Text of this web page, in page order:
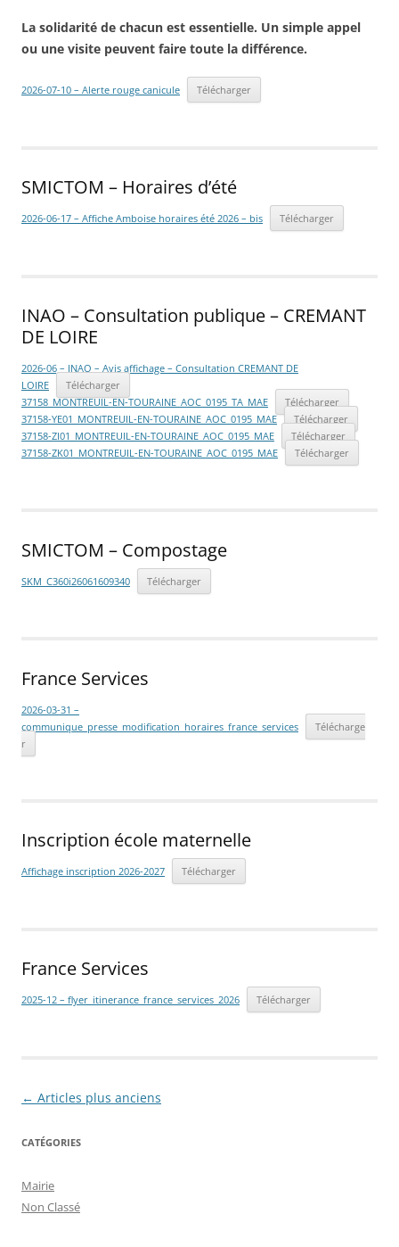
La solidarité de chacun est essentielle. Un simple appel
ou une visite peuvent faire toute la différence.
2026-07-10 – Alerte rouge canicule Télécharger
SMICTOM – Horaires d’été
2026-06-17 – Affiche Amboise horaires été 2026 – bis Télécharger
INAO – Consultation publique – CREMANT
DE LOIRE
2026-06 – INAO – Avis affichage – Consultation CREMANT DE
LOIRE
Télécharger
37158_MONTREUIL-EN-TOURAINE_AOC_0195_TA_MAE
Télécharger
37158-YE01_MONTREUIL-EN-TOURAINE_AOC_0195_MAE
Télécharger
37158-ZI01_MONTREUIL-EN-TOURAINE_AOC_0195_MAE
Télécharger
37158-ZK01_MONTREUIL-EN-TOURAINE_AOC_0195_MAE
Télécharger
SMICTOM – Compostage
SKM_C360i26061609340 Télécharger
France Services
2026-03-31 –
communique_presse_modification_horaires_france_services
Télécharge
r
Inscription école maternelle
Affichage inscription 2026-2027 Télécharger
France Services
2025-12 – flyer_itinerance_france_services_2026 Télécharger
Navigation
articles
← Articles plus anciens
CATÉGORIES
Mairie
Non Classé